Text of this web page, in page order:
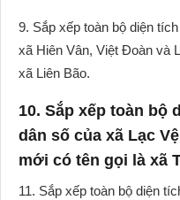
9. Sắp xếp toàn bộ diện
xã Hiên Vân, Việt Đoàn và
xã Liên Bão.
10. Sắp xếp toàn bộ
dân số của xã Lạc
mới có tên gọi là xã
11. Sắp xếp toàn bộ diện